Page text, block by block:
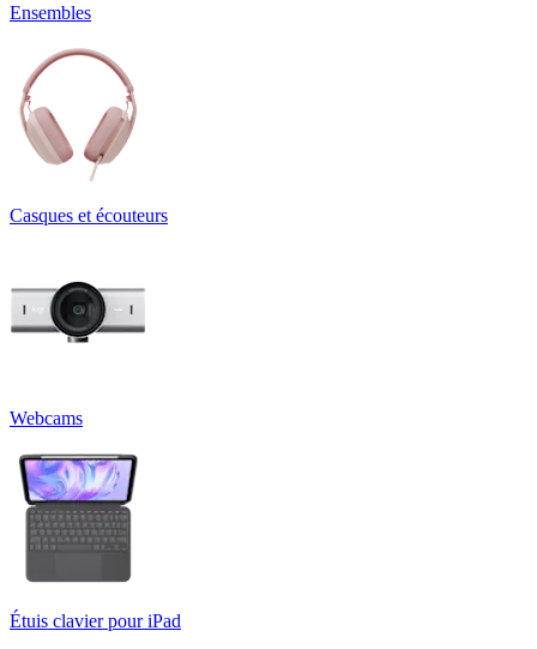
Ensembles
Casques et écouteurs
Webcams
Étuis clavier pour iPad